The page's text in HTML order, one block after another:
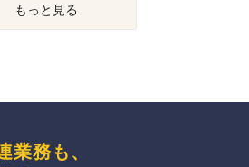
もっと見る
業務も、